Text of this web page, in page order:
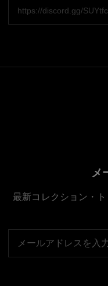
メ
最新コレクション・